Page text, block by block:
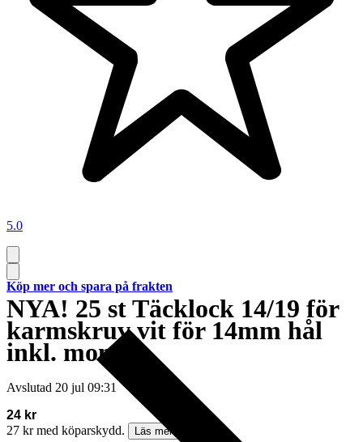
5.0
NYA! 25 st Täcklock 14/19 för
karmskruv vit för 14mm hål
inkl. moms
Avslutad 20 jul 09:31
24 kr
27 kr med köparskydd.
Läs mer
Köp mer och spara på frakten